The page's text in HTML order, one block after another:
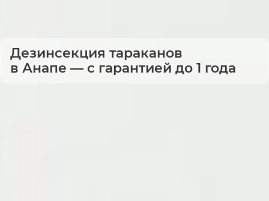
Дезинсекция тараканов
в Анапе — с гарантией до 1 года